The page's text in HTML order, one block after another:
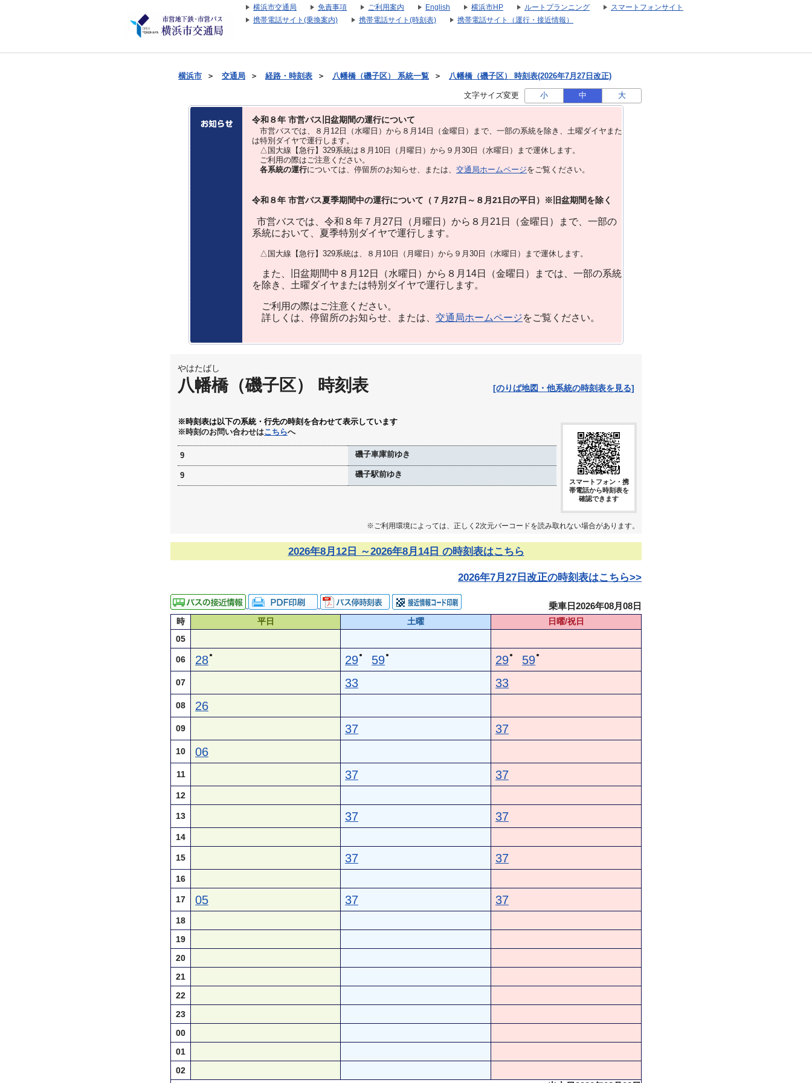
横浜市交通局 免責事項 ご利用案内 English 横浜市HP ルートプランニング
スマートフォンサイト
携帯電話サイト(乗換案内)
携帯電話サイト(時刻表) 携帯電話サイト（運行・接近情報）
横浜市 ＞ 交通局 ＞ 経路・時刻表 ＞ 八幡橋（磯子区） 系統一覧 ＞ 八幡橋（磯子区） 時刻表(2026年7月27日改正)
文字サイズ変更 小 中 大
令和８年 市営バス旧盆期間の運行について
市営バスでは、８⽉12⽇（水曜日）から８⽉14⽇（金曜日）まで、⼀部の系統を除き、⼟曜ダイヤまた
は特別ダイヤで運⾏します。
△国大線【急行】329系統は８月10日（月曜日）から９月30日（水曜日）まで運休します。
ご利用の際はご注意ください。
各系統の運行については、停留所のお知らせ、または、 交通局ホームページをご覧ください。
令和８年 市営バス夏季期間中の運行について（７月27日～８月21日の平日）※旧盆期間を除く
市営バスでは、令和８年７月27日（月曜日）から８月21日（金曜日）まで、一部の
系統において、夏季特別ダイヤで運行します。
△国大線【急行】329系統は、８月10日（月曜日）から９月30日（水曜日）まで運休します。
また、旧盆期間中８月12日（水曜日）から８月14日（金曜日）までは、一部の系統
を除き、土曜ダイヤまたは特別ダイヤで運行します。
ご利用の際はご注意ください。
詳しくは、停留所のお知らせ、または、 交通局ホームページをご覧ください。
やはたばし
八幡橋（磯子区） 時刻表 [のりば地図・他系統の時刻表を見る]
※時刻表は以下の系統・行先の時刻を合わせて表示しています
※時刻のお問い合わせはこちらへ
9 磯子車庫前ゆき
9 磯子駅前ゆき
スマートフォン・携
帯電話から時刻表を
確認できます
※ご利用環境によっては、正しく2次元バーコードを読み取れない場合があります。
2026年8月12日 ～2026年8月14日 の時刻表はこちら
2026年7月27日改正の時刻表はこちら>>
乗車日2026年08月08日
時 平日 土曜
日曜/祝日
05
06 28● 29● 59● 29● 59●
07 33 33
08 26
09 37 37
10 06
11 37 37
12
13 37 37
14
15 37 37
16
17 05 37 37
18
19
20
21
22
23
00
01
02